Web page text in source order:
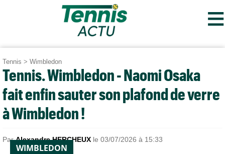
≡
Tennis > Wimbledon
Tennis. Wimbledon - Naomi Osaka
fait enfin sauter son plafond de verre
à Wimbledon !
ParAlexandre HERCHEUX le 03/07/2026 à 15:33
WIMBLEDON